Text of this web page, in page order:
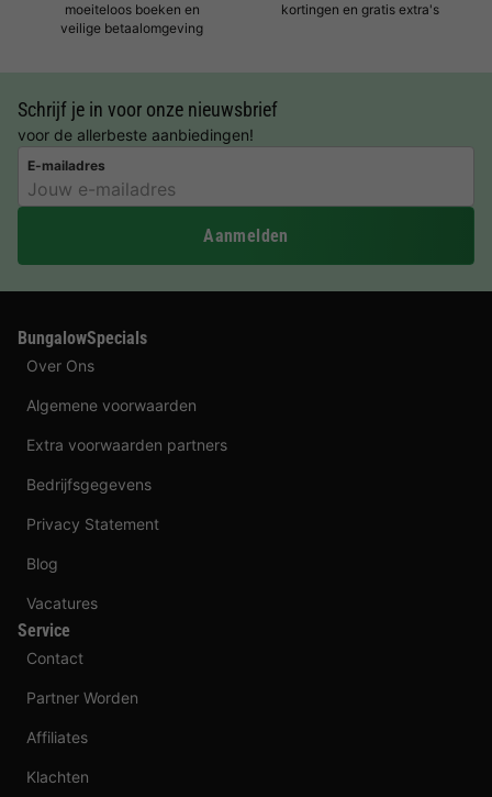
moeiteloos boeken en
veilige betaalomgeving
kortingen en gratis extra's
Schrijf je in voor onze nieuwsbrief
voor de allerbeste aanbiedingen!
E-mailadres
Aanmelden
BungalowSpecials
Over Ons
Algemene voorwaarden
Extra voorwaarden partners
Bedrijfsgegevens
Privacy Statement
Blog
Vacatures
Service
Contact
Partner Worden
Affiliates
Klachten